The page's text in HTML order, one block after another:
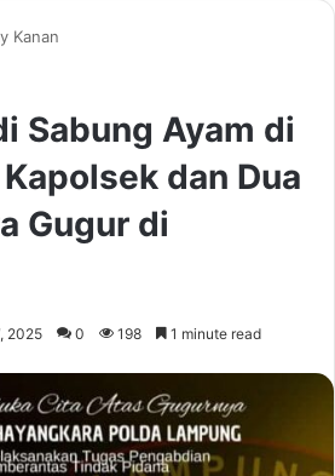
Kanan
Sabung Ayam di
dan Dua
Gugur di
2025 0 198 1 minute read